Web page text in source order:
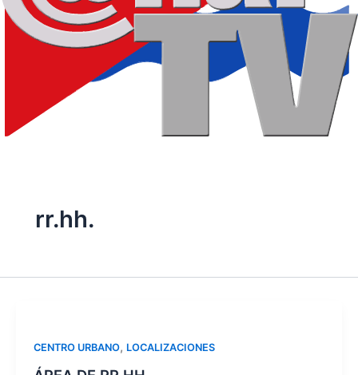
rr.hh.
CENTRO URBANO, LOCALIZACIONES